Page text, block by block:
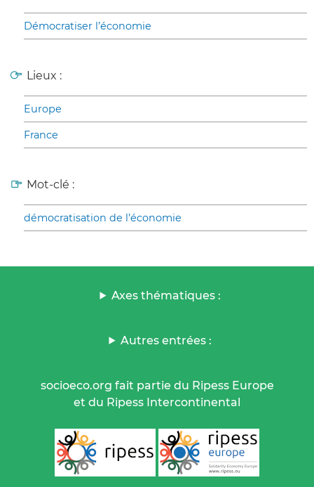
Démocratiser l’économie
Lieux :
Europe
France
Mot-clé :
démocratisation de l’économie
Axes thématiques :
Autres entrées :
socioeco.org fait partie du Ripess Europe
et du Ripess Intercontinental